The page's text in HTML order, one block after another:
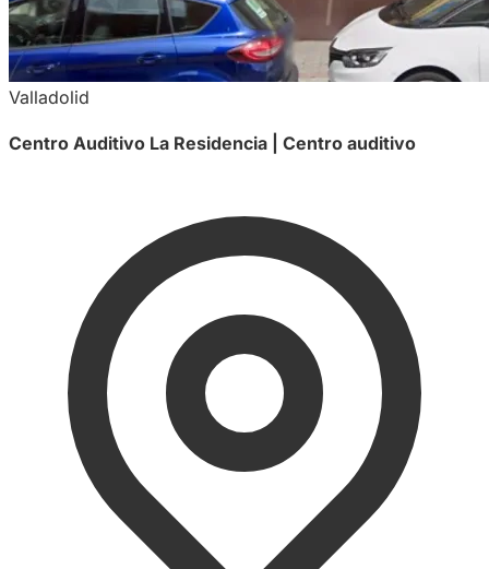
Valladolid
Centro Auditivo La Residencia | Centro auditivo